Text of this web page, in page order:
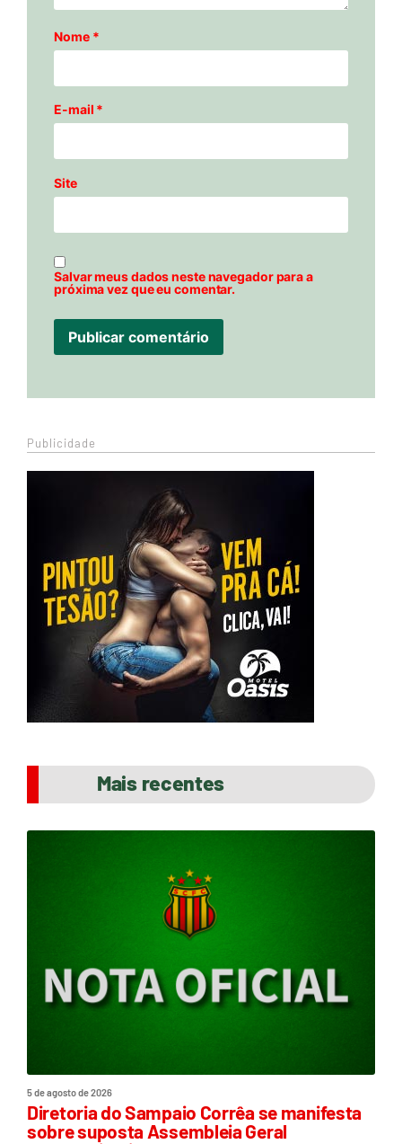
Nome *
E-mail *
Site
Salvar meus dados neste navegador para a
próxima vez que eu comentar.
Publicidade
Mais recentes
5 de agosto de 2026
Diretoria do Sampaio Corrêa se manifesta
sobre suposta Assembleia Geral